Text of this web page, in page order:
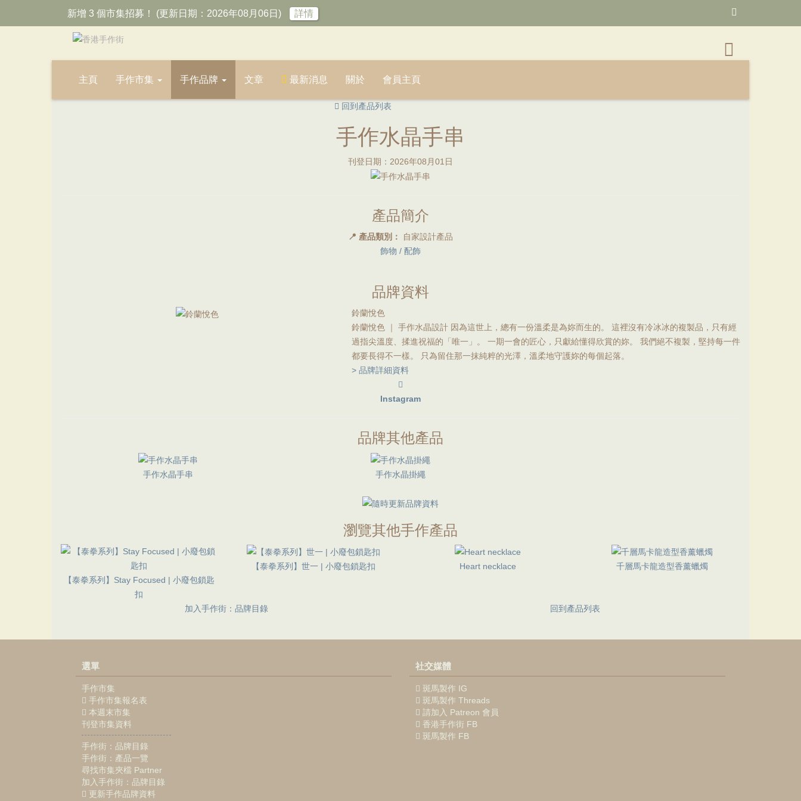
新增 3 個市集招募！ (更新日期：2026年08月06日) 詳情
主頁 手作市集 手作品牌 文章 最新消息 關於 會員主頁
回到產品列表
手作水晶手串
刊登日期：2026年08月01日
產品簡介
📍 產品類別：
自家設計產品
飾物 / 配飾
品牌資料
鈴蘭悅色
鈴蘭悅色 ｜ 手作水晶設計 因為這世上，總有一份溫柔是為妳而生的。 這裡沒有冷冰冰的複製品，只有經
過指尖溫度、揉進祝福的「唯一」。 一期一會的匠心，只獻給懂得欣賞的妳。 我們絕不複製，堅持每一件
都要長得不一樣。 只為留住那一抹純粹的光澤，溫柔地守護妳的每個起落。
> 品牌詳細資料
Instagram
品牌其他產品
手作水晶手串 手作水晶掛繩
瀏覽其他手作產品
【泰拳系列】Stay Focused | 小廢包鎖匙
扣
【泰拳系列】世一 | 小廢包鎖匙扣 Heart necklace 千層馬卡龍造型香薰蠟燭
加入手作街：品牌目錄 回到產品列表
選單
手作市集
手作市集報名表
本週末市集
刊登市集資料
手作街：品牌目錄
手作街：產品一覽
尋找市集夾檔 Partner
加入手作街：品牌目錄
更新手作品牌資料
社交媒體
斑馬製作 IG
斑馬製作 Threads
請加入 Patreon 會員
香港手作街 FB
斑馬製作 FB